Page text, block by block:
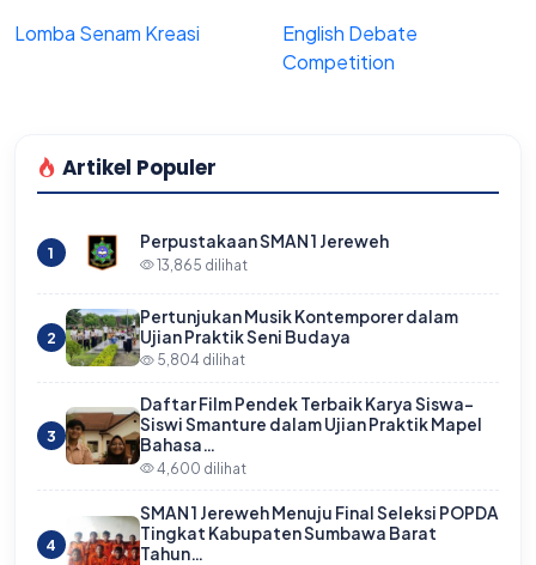
Lomba Senam Kreasi
English Debate
Competition
Artikel Populer
1
Perpustakaan SMAN 1 Jereweh
13,865 dilihat
2
Pertunjukan Musik Kontemporer dalam
Ujian Praktik Seni Budaya
5,804 dilihat
3
Daftar Film Pendek Terbaik Karya Siswa-
Siswi Smanture dalam Ujian Praktik Mapel
Bahasa…
4,600 dilihat
4
SMAN 1 Jereweh Menuju Final Seleksi POPDA
Tingkat Kabupaten Sumbawa Barat
Tahun…